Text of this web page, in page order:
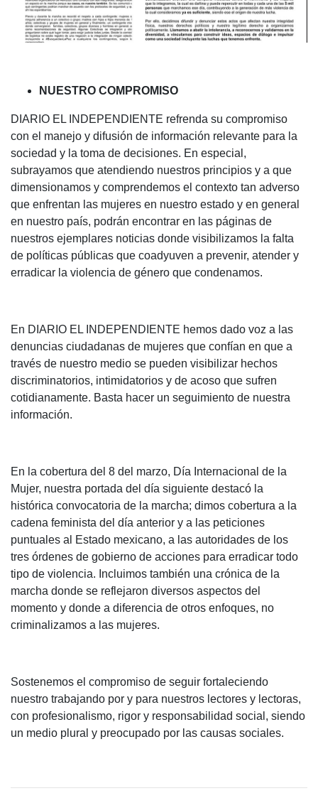
NUESTRO COMPROMISO
DIARIO EL INDEPENDIENTE refrenda su compromiso
con el manejo y difusión de información relevante para la
sociedad y la toma de decisiones. En especial,
subrayamos que atendiendo nuestros principios y a que
dimensionamos y comprendemos el contexto tan adverso
que enfrentan las mujeres en nuestro estado y en general
en nuestro país, podrán encontrar en las páginas de
nuestros ejemplares noticias donde visibilizamos la falta
de políticas públicas que coadyuven a prevenir, atender y
erradicar la violencia de género que condenamos.
En DIARIO EL INDEPENDIENTE hemos dado voz a las
denuncias ciudadanas de mujeres que confían en que a
través de nuestro medio se pueden visibilizar hechos
discriminatorios, intimidatorios y de acoso que sufren
cotidianamente. Basta hacer un seguimiento de nuestra
información.
En la cobertura del 8 del marzo, Día Internacional de la
Mujer, nuestra portada del día siguiente destacó la
histórica convocatoria de la marcha; dimos cobertura a la
cadena feminista del día anterior y a las peticiones
puntuales al Estado mexicano, a las autoridades de los
tres órdenes de gobierno de acciones para erradicar todo
tipo de violencia. Incluimos también una crónica de la
marcha donde se reflejaron diversos aspectos del
momento y donde a diferencia de otros enfoques, no
criminalizamos a las mujeres.
Sostenemos el compromiso de seguir fortaleciendo
nuestro trabajando por y para nuestros lectores y lectoras,
con profesionalismo, rigor y responsabilidad social, siendo
un medio plural y preocupado por las causas sociales.